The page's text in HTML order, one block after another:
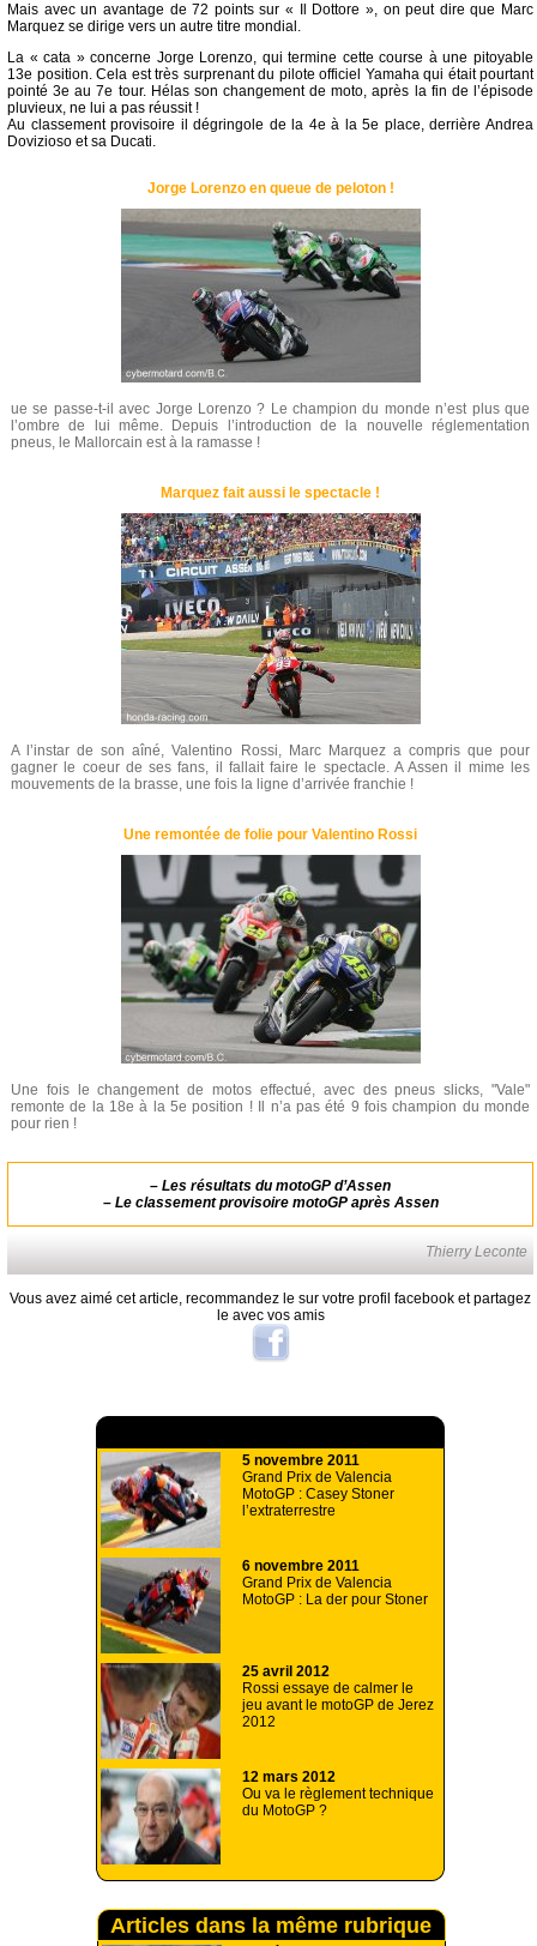
Mais avec un avantage de 72 points sur « Il Dottore », on peut dire que Marc
Marquez se dirige vers un autre titre mondial.
La « cata » concerne Jorge Lorenzo, qui termine cette course à une pitoyable
13e position. Cela est très surprenant du pilote officiel Yamaha qui était pourtant
pointé 3e au 7e tour. Hélas son changement de moto, après la fin de l’épisode
pluvieux, ne lui a pas réussit !
Au classement provisoire il dégringole de la 4e à la 5e place, derrière Andrea
Dovizioso et sa Ducati.
Jorge Lorenzo en queue de peloton !
ue se passe-t-il avec Jorge Lorenzo ? Le champion du monde n’est plus que
l’ombre de lui même. Depuis l’introduction de la nouvelle réglementation
pneus, le Mallorcain est à la ramasse !
Marquez fait aussi le spectacle !
A l’instar de son aîné, Valentino Rossi, Marc Marquez a compris que pour
gagner le coeur de ses fans, il fallait faire le spectacle. A Assen il mime les
mouvements de la brasse, une fois la ligne d’arrivée franchie !
Une remontée de folie pour Valentino Rossi
Une fois le changement de motos effectué, avec des pneus slicks, "Vale"
remonte de la 18e à la 5e position ! Il n’a pas été 9 fois champion du monde
pour rien !
– Les résultats du motoGP d’Assen
– Le classement provisoire motoGP après Assen
Thierry Leconte
Vous avez aimé cet article, recommandez le sur votre profil facebook et partagez
le avec vos amis
5 novembre 2011
Grand Prix de Valencia
MotoGP : Casey Stoner
l’extraterrestre
6 novembre 2011
Grand Prix de Valencia
MotoGP : La der pour Stoner
25 avril 2012
Rossi essaye de calmer le
jeu avant le motoGP de Jerez
2012
12 mars 2012
Ou va le règlement technique
du MotoGP ?
Articles dans la même rubrique